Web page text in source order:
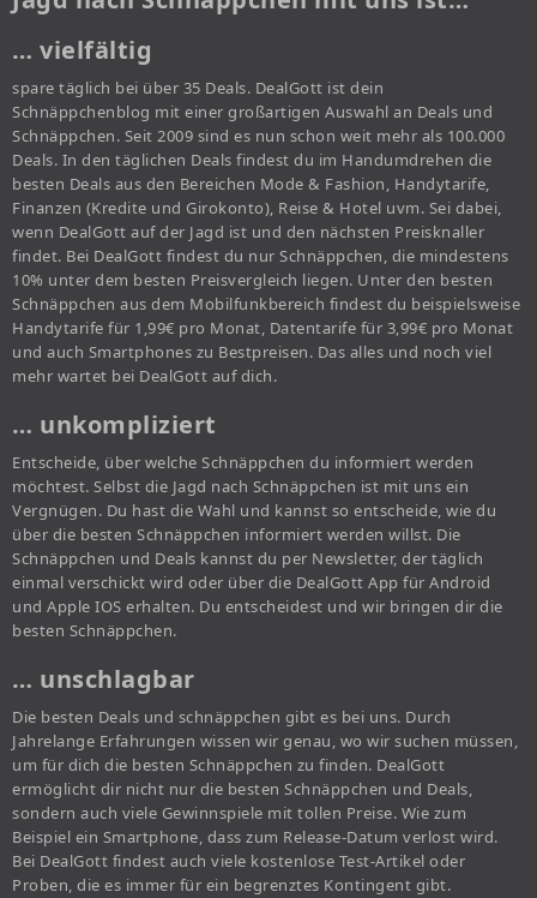
… vielfältig
spare täglich bei über 35 Deals. DealGott ist dein
Schnäppchenblog mit einer großartigen Auswahl an Deals und
Schnäppchen. Seit 2009 sind es nun schon weit mehr als 100.000
Deals. In den täglichen Deals findest du im Handumdrehen die
besten Deals aus den Bereichen Mode & Fashion, Handytarife,
Finanzen (Kredite und Girokonto), Reise & Hotel uvm. Sei dabei,
wenn DealGott auf der Jagd ist und den nächsten Preisknaller
findet. Bei DealGott findest du nur Schnäppchen, die mindestens
10% unter dem besten Preisvergleich liegen. Unter den besten
Schnäppchen aus dem Mobilfunkbereich findest du beispielsweise
Handytarife für 1,99€ pro Monat, Datentarife für 3,99€ pro Monat
und auch Smartphones zu Bestpreisen. Das alles und noch viel
mehr wartet bei DealGott auf dich.
… unkompliziert
Entscheide, über welche Schnäppchen du informiert werden
möchtest. Selbst die Jagd nach Schnäppchen ist mit uns ein
Vergnügen. Du hast die Wahl und kannst so entscheide, wie du
über die besten Schnäppchen informiert werden willst. Die
Schnäppchen und Deals kannst du per Newsletter, der täglich
einmal verschickt wird oder über die DealGott App für Android
und Apple IOS erhalten. Du entscheidest und wir bringen dir die
besten Schnäppchen.
… unschlagbar
Die besten Deals und schnäppchen gibt es bei uns. Durch
Jahrelange Erfahrungen wissen wir genau, wo wir suchen müssen,
um für dich die besten Schnäppchen zu finden. DealGott
ermöglicht dir nicht nur die besten Schnäppchen und Deals,
sondern auch viele Gewinnspiele mit tollen Preise. Wie zum
Beispiel ein Smartphone, dass zum Release-Datum verlost wird.
Bei DealGott findest auch viele kostenlose Test-Artikel oder
Proben, die es immer für ein begrenztes Kontingent gibt.